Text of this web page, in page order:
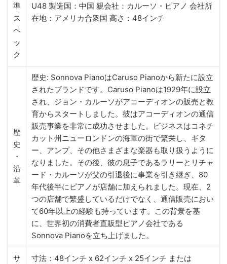
準
ス
ペ
ッ
ク
U48 製造国：中国 親会社：カルーソ・ピアノ 会社所
在地：アメリカ合衆国 高さ：48インチ
歴
史
・
沿
革
歴史: Sonnova PianoはCaruso Pianoから新たに設立
されたブランドです。Caruso Pianoは1929年に設立
され、ジョン・カルーソがアコーディオンの販売と教
育からスタートしました。彼はアコーディオンの通信
販売事業を非常に成功させました。ビジネスはコネチ
カット州ニューロンドンの海軍の街で繁栄し、ギタ
ー、アンプ、その他さまざまな楽器も取り扱うように
なりました。その後、彼の息子であるラリーとリチャ
ード・カルーソが父の引退後に事業を引き継ぎ、80
年代後半にピアノが店舗に加えられました。現在、2
つの店舗で繁盛しているだけでなく、通信販売におい
て60年以上の経験も持っています。この背景を基
に、世界初の消費者直販型ピアノ会社である
Sonnova Pianoを立ち上げました。
サ
寸法：48インチ x 62インチ x 25インチ または